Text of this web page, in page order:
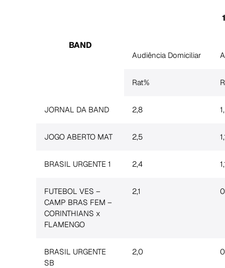
BAND
Audiência Domiciliar
Rat%
JORNAL DA BAND 2,8
JOGO ABERTO MAT 2,5
BRASIL URGENTE 1 2,4
FUTEBOL VES –
CAMP BRAS FEM –
CORINTHIANS x
FLAMENGO
2,1
BRASIL URGENTE
SB
2,0